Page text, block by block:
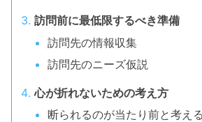
訪問前に最低限するべき準備
訪問先の情報収集
訪問先のニーズ仮説
心が折れないための考え方
断られるのが当たり前と考える